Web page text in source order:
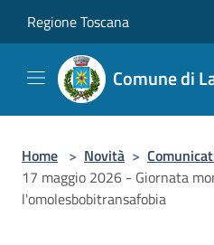
Regione Toscana
Comune di
Home > Novità >
17 maggio 2026 - Giornata
l'omolesbobitransafobia